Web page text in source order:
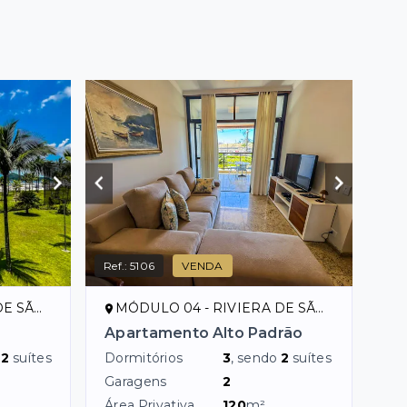
SP
2 suítes
Ref.:5106 VENDA
MÓDULO 04 - RIVIERA DE SÃO LOURENÇO/SP
Apartamento Alto Padrão
Dormitórios 3, sendo2 suítes
Garagens
2